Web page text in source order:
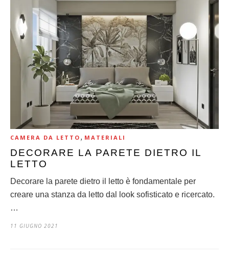
CAMERA DA LETTO , MATERIALI
DECORARE LA PARETE DIETRO IL
LETTO
Decorare la parete dietro il letto è fondamentale per
creare una stanza da letto dal look sofisticato e ricercato.
…
11 GIUGNO 2021